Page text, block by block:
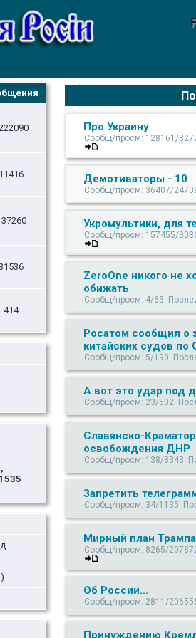
Про Украину
Сообщ/просм: 128161/
Демотиваторы - 10
Сообщ/просм: 36407/
Укромультики, для
Сообщ/просм: 157455/
ZeroOne никого не
обижать
Сообщ/просм: 4/65.
Росатом сообщил о
китайских судов по
Сообщ/просм: 5/190.
А вот это удар под
Сообщ/просм: 23/502.
Славянско-
освобождения ДНР
Сообщ/просм: 138/8343.
Запретить
Сообщ/просм: 34/1135.
Мирный план
Сообщ/просм: 8265/
Об России...
Сообщ/просм: 2811/
Принуждению
11416
414